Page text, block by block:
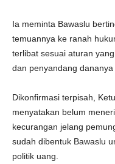
Ia meminta Bawaslu
temuannya ke ranah
terlibat sesuai aturan
dan penyandang
Dikonfirmasi terpisah,
menyatakan belum
kecurangan jelang
sudah dibentuk Bawaslu
politik uang.